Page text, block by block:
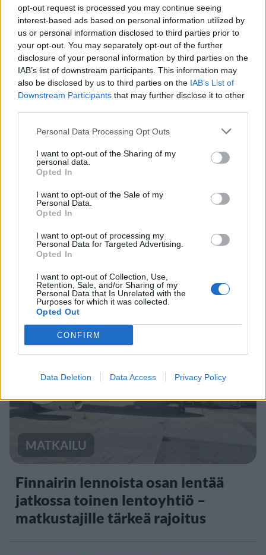
opt-out request is processed you may continue seeing
interest-based ads based on personal information utilized by
us or personal information disclosed to third parties prior to
your opt-out. You may separately opt-out of the further
disclosure of your personal information by third parties on the
IAB’s list of downstream participants. This information may
also be disclosed by us to third parties on the IAB’s List of
Downstream Participants that may further disclose it to other
Personal Data Processing Opt Outs
I want to opt-out of the Sharing of my
personal data.
Opted In
I want to opt-out of the Sale of my
Personal Data.
Opted In
I want to opt-out of processing my
Personal Data for Targeted Advertising.
Opted In
I want to opt-out of Collection, Use,
Retention, Sale, and/or Sharing of my
Personal Data that Is Unrelated with the
Purposes for which it was collected.
Opted Out
CONFIRM
Data Deletion Data Access Privacy Policy
Leskeneläke ei kuulu kaikille –
Kela muistuttaa tärkeästä
ikärajasta
2
Sääennuste ulottuu nyt
marraskuulle – tältä näyttää
syksyn sää
3
MATKAILU
Finnairin lennoista osan lentää
jatkossa toinen lentoyhtiö –
matkustajille tärkeä rajoitus